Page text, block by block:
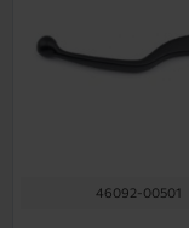
46092-00501